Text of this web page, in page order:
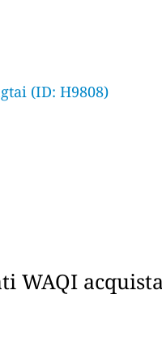
(ID: H9808)
WAQI